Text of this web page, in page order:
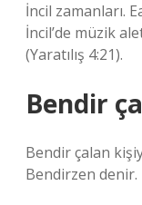
İncil zamanları.
İncil’de müzik
(Yaratılış 4:21).
Bendir
Bendir çalan
Bendirzen denir.